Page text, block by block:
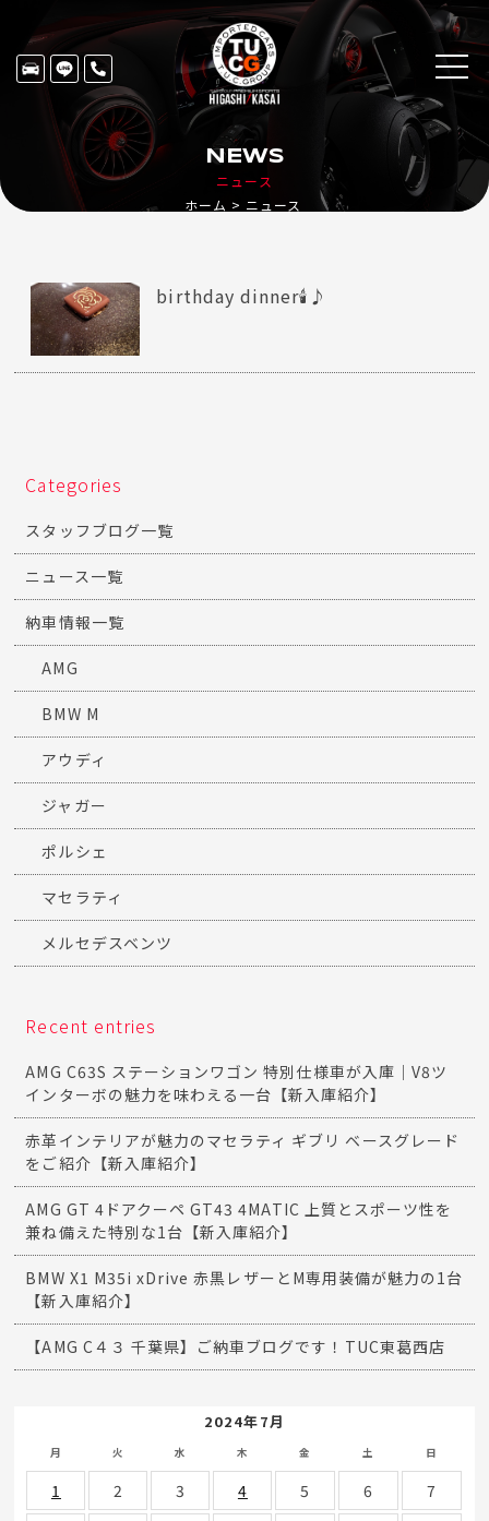
ニュース
NEWS
ホーム ニュース
birthday dinner🕯♪
Categories
スタッフブログ一覧
ニュース一覧
納車情報一覧
AMG
BMW M
アウディ
ジャガー
ポルシェ
マセラティ
メルセデスベンツ
Recent entries
AMG C63S ステーションワゴン 特別仕様車が入庫｜V8ツ
インターボの魅力を味わえる一台【新入庫紹介】
赤革インテリアが魅力のマセラティ ギブリ ベースグレード
をご紹介【新入庫紹介】
AMG GT 4ドアクーペ GT43 4MATIC 上質とスポーツ性を
兼ね備えた特別な1台【新入庫紹介】
BMW X1 M35i xDrive 赤黒レザーとM専用装備が魅力の1台
【新入庫紹介】
【AMG C４３ 千葉県】ご納車ブログです！TUC東葛西店
2024年7月
月 火 水 木 金 土 日
1 2 3 4 5 6
7